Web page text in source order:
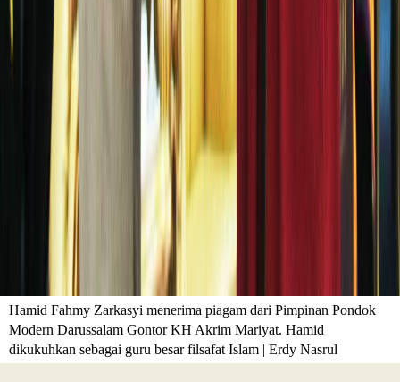
Hamid Fahmy Zarkasyi menerima piagam dari Pimpinan Pondok
Modern Darussalam Gontor KH Akrim Mariyat. Hamid
dikukuhkan sebagai guru besar filsafat Islam | Erdy Nasrul